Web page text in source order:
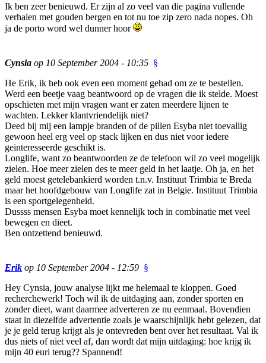
Ik ben zeer benieuwd. Er zijn al zo veel van die pagina vullende
verhalen met gouden bergen en tot nu toe zip zero nada nopes. Oh
ja de porto word wel dunner hoor
Cynsia op 10 September 2004 - 10:35 §
He Erik, ik heb ook even een moment gehad om ze te bestellen.
Werd een beetje vaag beantwoord op de vragen die ik stelde. Moest
opschieten met mijn vragen want er zaten meerdere lijnen te
wachten. Lekker klantvriendelijk niet?
Deed bij mij een lampje branden of de pillen Esyba niet toevallig
gewoon heel erg veel op stack lijken en dus niet voor iedere
geinteresseerde geschikt is.
Longlife, want zo beantwoorden ze de telefoon wil zo veel mogelijk
zielen. Hoe meer zielen des te meer geld in het laatje. Oh ja, en het
geld moest getelebankierd worden t.n.v. Instituut Trimbia te Breda
maar het hoofdgebouw van Longlife zat in Belgie. Instituut Trimbia
is een sportgelegenheid.
Dussss mensen Esyba moet kennelijk toch in combinatie met veel
bewegen en dieet.
Ben ontzettend benieuwd.
Erik op 10 September 2004 - 12:59 §
Hey Cynsia, jouw analyse lijkt me helemaal te kloppen. Goed
recherchewerk! Toch wil ik de uitdaging aan, zonder sporten en
zonder dieet, want daarmee adverteren ze nu eenmaal. Bovendien
staat in diezelfde advertentie zoals je waarschijnlijk hebt gelezen, dat
je je geld terug krijgt als je ontevreden bent over het resultaat. Val ik
dus niets of niet veel af, dan wordt dat mijn uitdaging: hoe krijg ik
mijn 40 euri terug?? Spannend!